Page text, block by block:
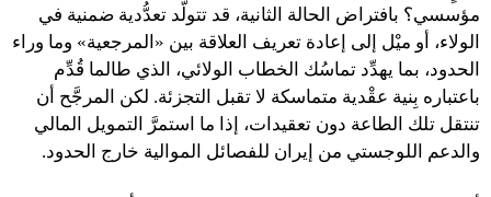
مؤسسي؟ بافتراض الحالة الثانية، قد تتولَّد تعدُّدية ضمنية في
الولاء، أو ميْل إلى إعادة تعريف العلاقة بين «المرجعية» وما وراء
الحدود، بما يهدِّد تماسُك الخطاب الولائي، الذي طالما قُدِّم
باعتباره بِنية عقْدية متماسكة لا تقبل التجزئة. لكن المرجَّح أن
تنتقل تلك الطاعة دون تعقيدات، إذا ما استمرَّ التمويل المالي
والدعم اللوجستي من إيران للفصائل الموالية خارج الحدود.